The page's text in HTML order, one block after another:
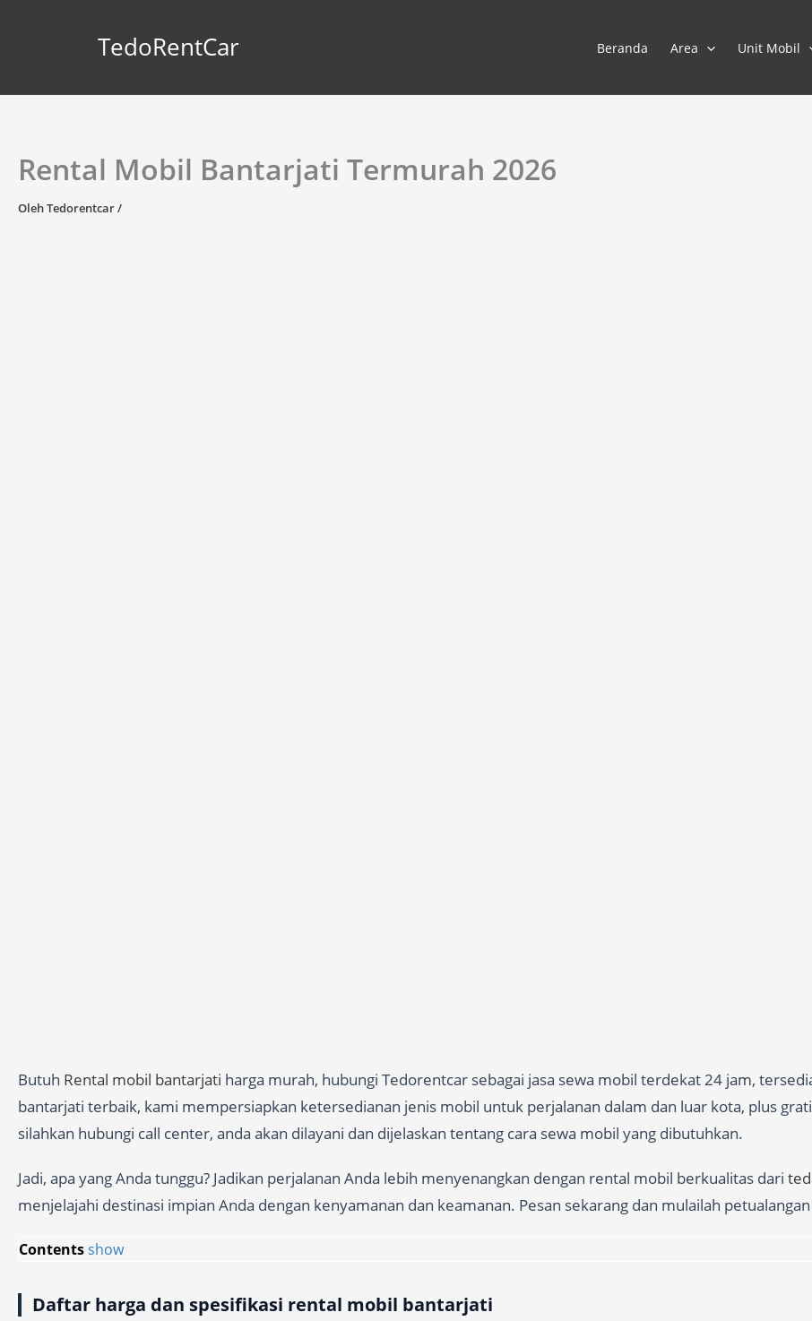
TedoRentCar Beranda Area Unit Mobil
Rental Mobil Bantarjati Termurah 2026
OlehTedorentcar/
Butuh Rental mobil bantarjati harga murah, hubungi Tedorentcar sebagai jasa sewa mobil terdekat 24 jam,
bantarjati terbaik, kami mempersiapkan ketersedianan jenis mobil untuk perjalanan dalam dan luar kota, plus
silahkan hubungi call center, anda akan dilayani dan dijelaskan tentang cara sewa mobil yang dibutuhkan.
Jadi, apa yang Anda tunggu? Jadikan perjalanan Anda lebih menyenangkan dengan rental mobil berkualitas dari
menjelajahi destinasi impian Anda dengan kenyamanan dan keamanan. Pesan sekarang dan mulailah
Contentsshow
Daftar harga dan spesifikasi rental mobil bantarjati